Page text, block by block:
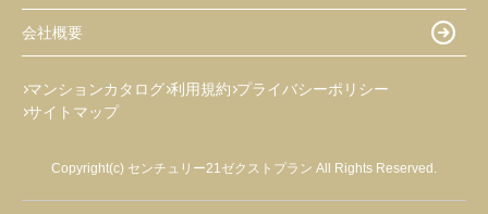
会社概要
マンションカタログ 利用規約 プライバシーポリシー
サイトマップ
Copyright(c) センチュリー21ゼクストプラン All Rights Reserved.